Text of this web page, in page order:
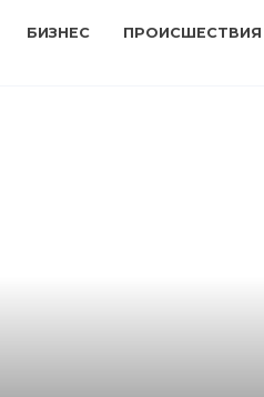
БИЗНЕС ПРОИСШЕСТВИЯ